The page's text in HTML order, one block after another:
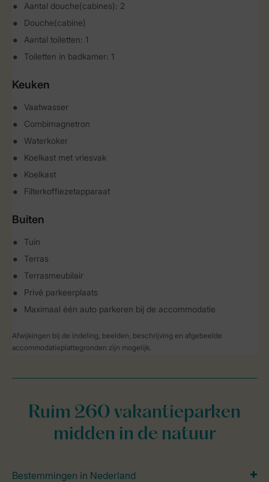
Aantal douche(cabines): 2
Douche(cabine)
Aantal toiletten: 1
Toiletten in badkamer: 1
Keuken
Vaatwasser
Combimagnetron
Waterkoker
Koelkast met vriesvak
Koelkast
Filterkoffiezetapparaat
Buiten
Tuin
Terras
Terrasmeubilair
Privé parkeerplaats
Maximaal één auto parkeren bij de accommodatie
Afwijkingen bij de indeling, beelden, beschrijving en afgebeelde
accommodatieplattegronden zijn mogelijk.
Ruim 260 vakantieparken
midden in de natuur
Bestemmingen in Nederland